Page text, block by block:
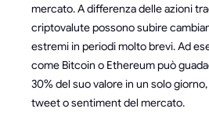
mercato. A differenza delle azioni
criptovalute possono subire
estremi in periodi molto brevi. Ad
come Bitcoin o Ethereum può
30% del suo valore in un solo
tweet o sentiment del mercato.